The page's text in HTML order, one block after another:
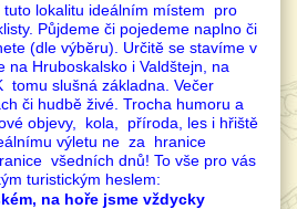
tuto lokalitu ideálním místem pro
Půjdeme či pojedeme naplno či
(dle výběru). Určitě se stavíme v
na Hruboskalsko i Valdštejn, na
tomu slušná základna. Večer
či hudbě živé. Trocha humoru a
objevy, kola, příroda, les i hřiště
výletu ne za hranice
všedních dnů! To vše pro vás
turistickým heslem:
na hoře jsme vždycky